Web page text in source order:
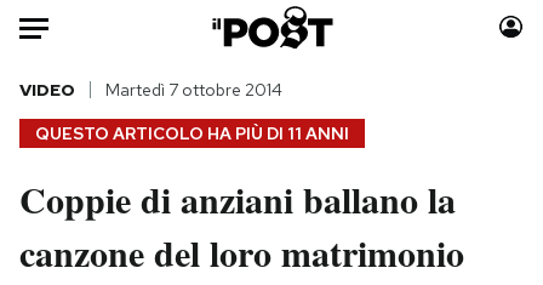
Auto
HOME
Italia
Politica
Moda
Consumismi
QUESTO ARTICOLO HA PIÙ DI 11 ANNI
VIDEO Martedì 7 ottobre 2014
Coppie di anziani ballano la
canzone del loro matrimonio